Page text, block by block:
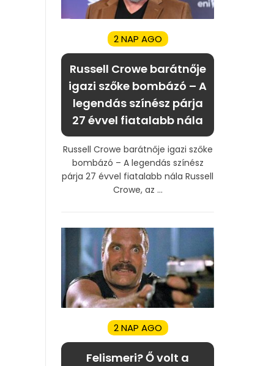
2 NAP AGO
Russell Crowe barátnője
igazi szőke bombázó – A
legendás színész párja
27 évvel fiatalabb nála
Russell Crowe barátnője igazi szőke
bombázó – A legendás színész
párja 27 évvel fiatalabb nála Russell
Crowe, az ...
2 NAP AGO
Felismeri? Ő volt a